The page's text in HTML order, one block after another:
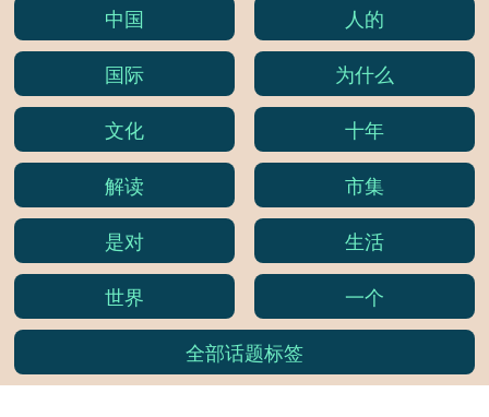
中国
人的
国际
为什么
文化
十年
解读
市集
是对
生活
世界
一个
全部话题标签